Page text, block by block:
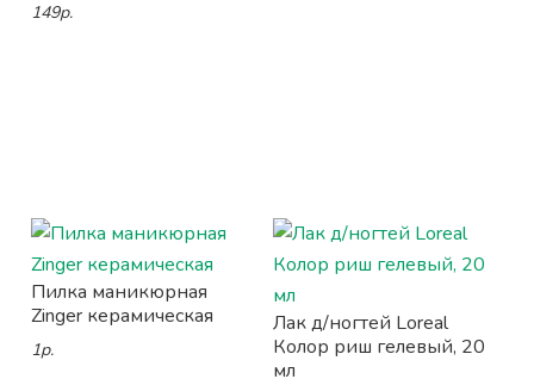
149р.
Пилка маникюрная
Zinger керамическая
1р.
Лак д/ногтей Loreal
Колор риш гелевый, 20
мл